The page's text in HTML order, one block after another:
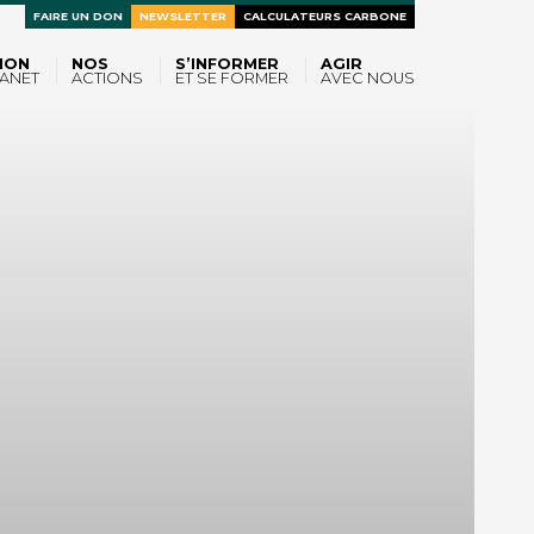
NOS
ACTIONS
S’INFORMER
ET SE FORMER
AGIR
AVEC NOUS
FAIRE UN DON NEWSLETTER CALCULATEURS CARBONE